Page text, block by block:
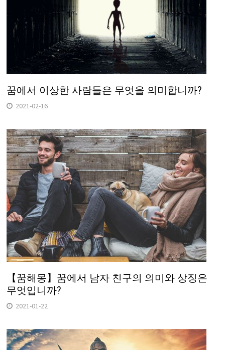
꿈에서 이상한 사람들은 무엇을 의미합니까?
2021-02-16
【꿈해몽】꿈에서 남자 친구의 의미와 상징은
무엇입니까?
2021-01-22